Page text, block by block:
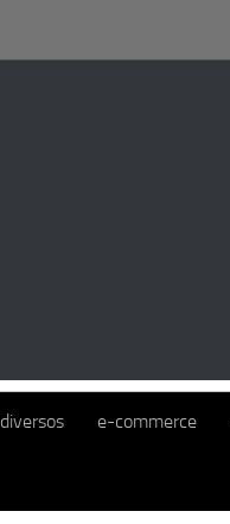
diversos e-commerce